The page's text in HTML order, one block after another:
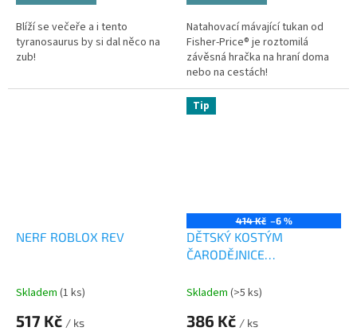
Blíží se večeře a i tento
tyranosaurus by si dal něco na
zub!
Natahovací mávající tukan od
Fisher-Price® je roztomilá
závěsná hračka na hraní doma
nebo na cestách!
NERF ROBLOX REV
Skladem (1 ks)
517 Kč / ks
Tip
414 Kč –6 %
DĚTSKÝ KOSTÝM
ČARODĚJNICE
E-OBAL
Skladem (>5 ks)
386 Kč / ks